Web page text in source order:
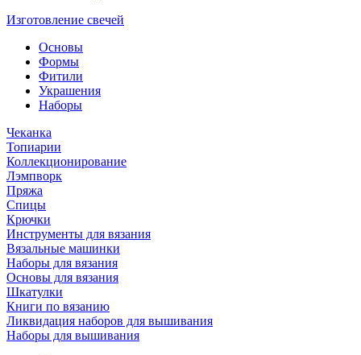
Изготовление свечей
Основы
Формы
Фитили
Украшения
Наборы
Чеканка
Топиарии
Коллекционирование
Лэмпворк
Пряжа
Спицы
Крючки
Инструменты для вязания
Вязальные машинки
Наборы для вязания
Основы для вязания
Шкатулки
Книги по вязанию
Ликвидация наборов для вышивания
Наборы для вышивания